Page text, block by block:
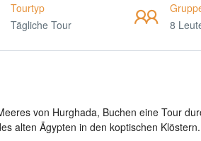
Tourtyp
Tägliche Tour
8
von Hurghada, Buchen eine Tour
alten Ägypten in den koptischen Klöstern.